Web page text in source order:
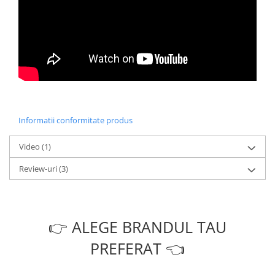
Informatii conformitate produs
Video (1)
Review-uri(3)
👉 ALEGE BRANDUL TAU
PREFERAT 👈